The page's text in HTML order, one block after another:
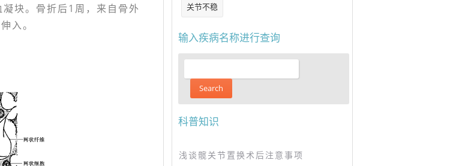
块。骨折后1周，来自骨外
入。
关节不稳
输入疾病名称进行查询
科普知识
浅谈髋关节置换术后注意事项